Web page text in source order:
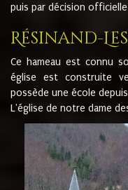
puis par décision
Résinand-
Ce hameau est connu
église est construite
possède une école
L'église de notre dame